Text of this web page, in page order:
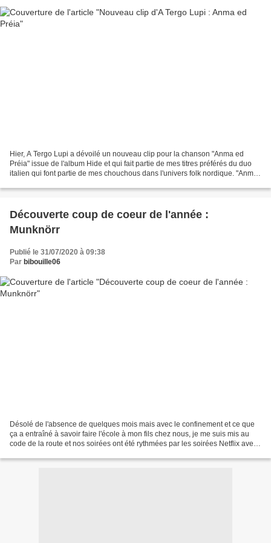
Hier, A Tergo Lupi a dévoilé un nouveau clip pour la chanson "Anma ed
Préia" issue de l'album Hide et qui fait partie de mes titres préférés du duo
italien qui font partie de mes chouchous dans l'univers folk nordique. "Anma
Découverte coup de coeur de l'année :
Munknörr
Publié le 31/07/2020 à 09:38
Par bibouille06
Désolé de l'absence de quelques mois mais avec le confinement et ce que
ça a entraîné à savoir faire l'école à mon fils chez nous, je me suis mis au
code de la route et nos soirées ont été rythmées par les soirées Netflix avec